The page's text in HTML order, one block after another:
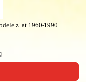
z lat 1960-1990